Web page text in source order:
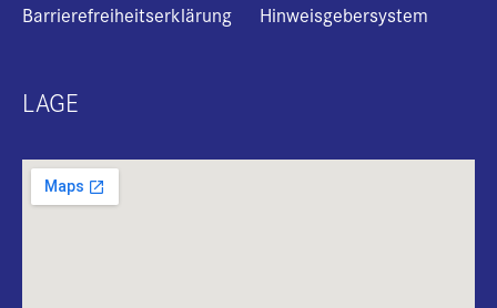
Barrierefreiheitserklärung
Hinweisgebersystem
LAGE